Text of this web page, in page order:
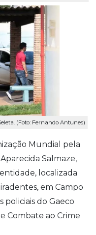
(Foto: Fernando Antunes)
Mundial pela
Salmaze,
localizada
em Campo
policiais do Gaeco
Combate ao Crime